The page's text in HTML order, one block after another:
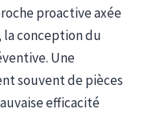
proactive axée
la conception du
Une
souvent de pièces
efficacité